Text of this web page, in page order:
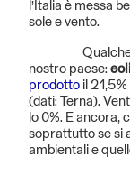
l’Italia è messa
sole e vento.
nostro paese:
prodotto il
(dati: Terna).
lo 0%. E ancora,
soprattutto se si
ambientali e